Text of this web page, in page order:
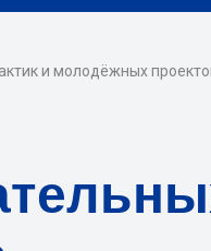
и молодёжных